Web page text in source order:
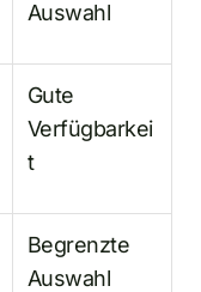
Auswahl
Gute
Verfügbarkei
t
Begrenzte
Auswahl